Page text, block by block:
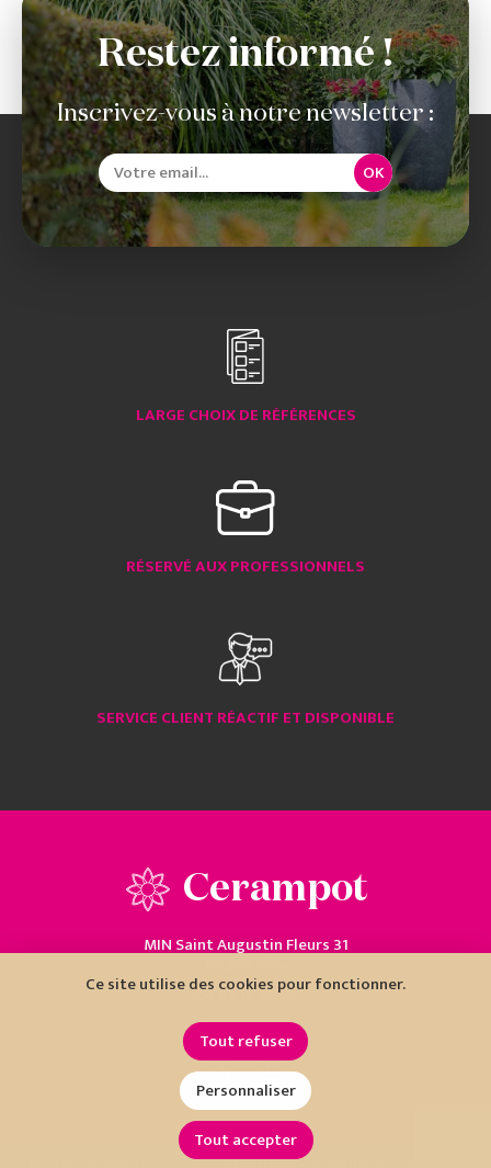
Restez informé !
Inscrivez-vous à notre newsletter :
OK
LARGE CHOIX DE RÉFÉRENCES
RÉSERVÉ AUX PROFESSIONNELS
SERVICE CLIENT RÉACTIF ET DISPONIBLE
Cerampot
MIN Saint Augustin Fleurs 31
04 93 18 80 10
Ce site utilise des cookies pour fonctionner.
Tout refuser
Personnaliser
Tout accepter